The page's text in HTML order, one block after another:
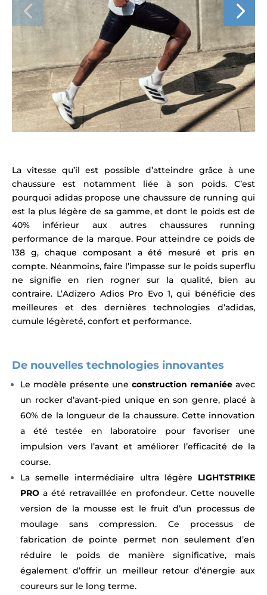
La vitesse qu’il est possible d’atteindre grâce à une
chaussure est notamment liée à son poids. C’est
pourquoi adidas propose une chaussure de running qui
est la plus légère de sa gamme, et dont le poids est de
40% inférieur aux autres chaussures running
performance de la marque. Pour atteindre ce poids de
138 g, chaque composant a été mesuré et pris en
compte. Néanmoins, faire l’impasse sur le poids superflu
ne signifie en rien rogner sur la qualité, bien au
contraire. L’Adizero Adios Pro Evo 1, qui bénéficie des
meilleures et des dernières technologies d’adidas,
cumule légèreté, confort et performance.
De nouvelles technologies innovantes
Le modèle présente une construction remaniée avec
un rocker d’avant-pied unique en son genre, placé à
60% de la longueur de la chaussure. Cette innovation
a été testée en laboratoire pour favoriser une
impulsion vers l’avant et améliorer l’efficacité de la
course.
La semelle intermédiaire ultra légère LIGHTSTRIKE
PRO a été retravaillée en profondeur. Cette nouvelle
version de la mousse est le fruit d’un processus de
moulage sans compression. Ce processus de
fabrication de pointe permet non seulement d’en
réduire le poids de manière significative, mais
également d’offrir un meilleur retour d’énergie aux
coureurs sur le long terme.